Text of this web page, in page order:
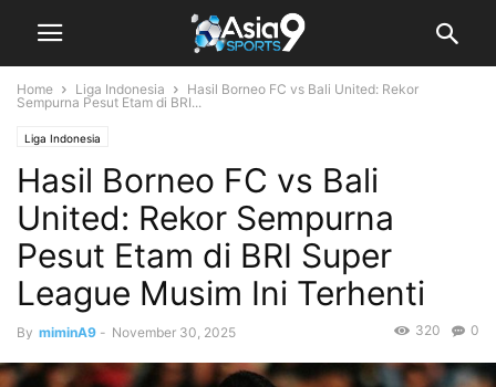
Home Liga Indonesia
Hasil Borneo FC vs Bali United: Rekor
Sempurna Pesut Etam di BRI...
Liga Indonesia
Hasil Borneo FC vs Bali
United: Rekor Sempurna
Pesut Etam di BRI Super
League Musim Ini Terhenti
By miminA9 - November 30, 2025 0
320